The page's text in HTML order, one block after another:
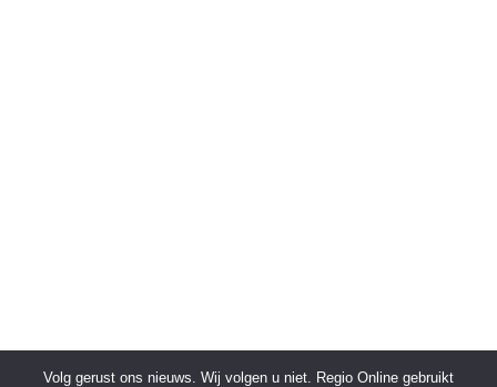
Volg gerust ons nieuws. Wij volgen u niet. Regio Online gebruikt